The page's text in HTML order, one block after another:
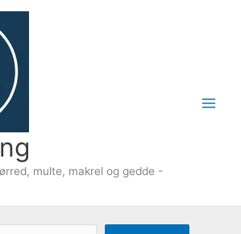
multe, makrel og gedde -